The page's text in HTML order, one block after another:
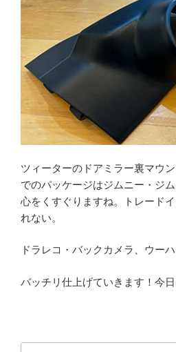
ツィーターのドアミラー裏マウ
でのパッケージはジムニー・ジ
心をくすぐりますね。トレード
れない。
ドラレコ・バックカメラ、ウー
バッチリ仕上げていきます！今日